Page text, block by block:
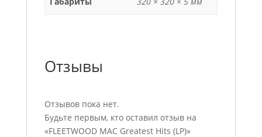
Отзывы
Отзывов пока нет.
Будьте первым, кто оставил отзыв на
«FLEETWOOD MAC Greatest Hits (LP)»